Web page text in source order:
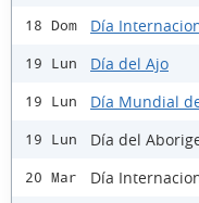
18 Dom Día
19 Lun Día del Ajo
19 Lun Día Mundial
19 Lun Día del
20 Mar Día